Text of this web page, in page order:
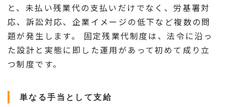
と、未払い残業代の支払いだけでなく、労基署対
応、訴訟対応、企業イメージの低下など複数の問
題が発生します。 固定残業代制度は、法令に沿っ
た設計と実態に即した運用があって初めて成り立
つ制度です。
単なる手当として支給